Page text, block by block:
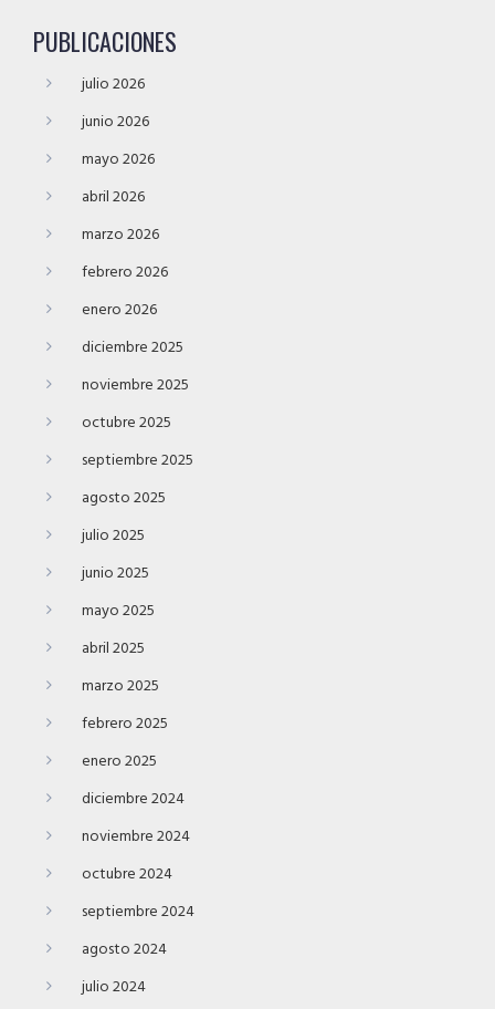
PUBLICACIONES
julio 2026
junio 2026
mayo 2026
abril 2026
marzo 2026
febrero 2026
enero 2026
diciembre 2025
noviembre 2025
octubre 2025
septiembre 2025
agosto 2025
julio 2025
junio 2025
mayo 2025
abril 2025
marzo 2025
febrero 2025
enero 2025
diciembre 2024
noviembre 2024
octubre 2024
septiembre 2024
agosto 2024
julio 2024